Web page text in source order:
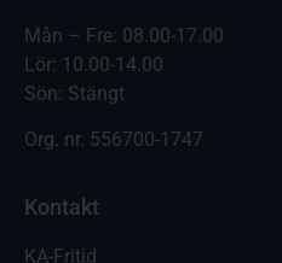
Mån – Fre: 08.00-17.00
Lör: 10.00-14.00
Sön: Stängt
Org. nr. 556700-1747
Kontakt
KA-Fritid